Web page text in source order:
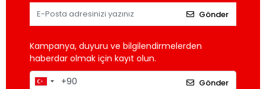
Gönder
Kampanya, duyuru ve bilgilendirmelerden
haberdar olmak için kayıt olun.
Gönder